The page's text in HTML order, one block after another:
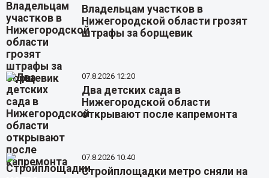
Владельцам участков в
Нижегородской области грозят
штрафы за борщевик
07.8.2026 12:20
Два детских сада в
Нижегородской области
открывают после капремонта
07.8.2026 10:40
Стройплощадки метро сняли на